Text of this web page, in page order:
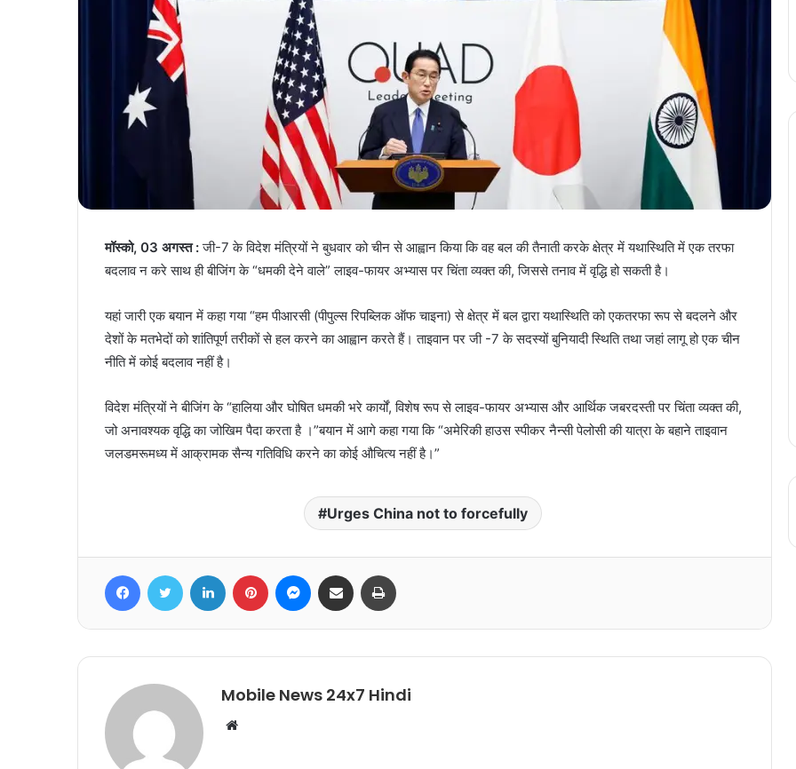
मॉस्को, 03 अगस्त :जी-7 के विदेश मंत्रियों ने बुधवार को चीन से आह्वान किया कि वह बल की तैनाती करके क्षेत्र में यथास्थिति में एक तरफा
बदलाव न करे साथ ही बीजिंग के “धमकी देने वाले” लाइव-फायर अभ्यास पर चिंता व्यक्त की, जिससे तनाव में वृद्धि हो सकती है।
यहां जारी एक बयान में कहा गया “हम पीआरसी (पीपुल्स रिपब्लिक ऑफ चाइना) से क्षेत्र में बल द्वारा यथास्थिति को एकतरफा रूप से बदलने और
देशों के मतभेदों को शांतिपूर्ण तरीकों से हल करने का आह्वान करते हैं। ताइवान पर जी -7 के सदस्यों बुनियादी स्थिति तथा जहां लागू हो एक चीन
नीति में कोई बदलाव नहीं है।
विदेश मंत्रियों ने बीजिंग के “हालिया और घोषित धमकी भरे कार्यों, विशेष रूप से लाइव-फायर अभ्यास और आर्थिक जबरदस्ती पर चिंता व्यक्त की,
जो अनावश्यक वृद्धि का जोखिम पैदा करता है ।”बयान में आगे कहा गया कि “अमेरिकी हाउस स्पीकर नैन्सी पेलोसी की यात्रा के बहाने ताइवान
जलडमरूमध्य में आक्रामक सैन्य गतिविधि करने का कोई औचित्य नहीं है।”
Urges China not to forcefully
FacebookTwitter LinkedIn Pinterest Messenger
Share via Email
Mobile News 24x7 Hindi
Website